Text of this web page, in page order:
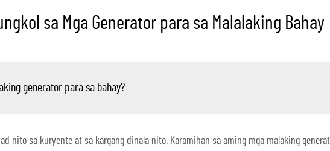
sa Mga Generator para sa Malalaking Bahay
generator para sa bahay?
nito sa kuryente at sa kargang dinala nito. Karamihan sa aming mga malaking